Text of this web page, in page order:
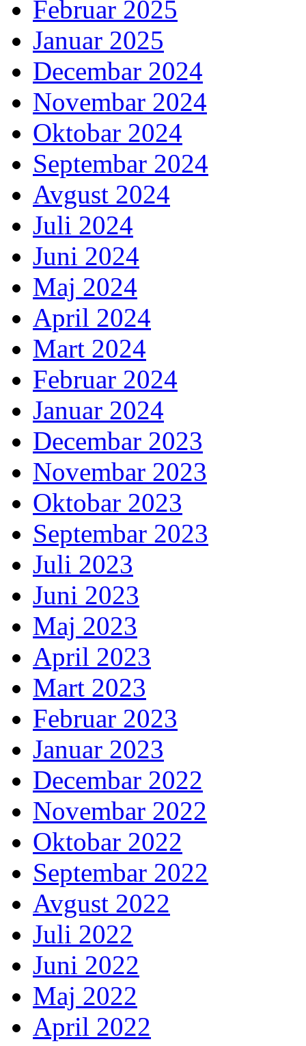
Februar 2025
Januar 2025
Decembar 2024
Novembar 2024
Oktobar 2024
Septembar 2024
Avgust 2024
Juli 2024
Juni 2024
Maj 2024
April 2024
Mart 2024
Februar 2024
Januar 2024
Decembar 2023
Novembar 2023
Oktobar 2023
Septembar 2023
Juli 2023
Juni 2023
Maj 2023
April 2023
Mart 2023
Februar 2023
Januar 2023
Decembar 2022
Novembar 2022
Oktobar 2022
Septembar 2022
Avgust 2022
Juli 2022
Juni 2022
Maj 2022
April 2022